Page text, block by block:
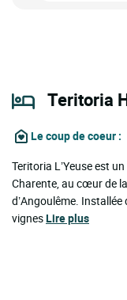
Teritoria
Le coup de coeur :
Teritoria L’Yeuse est
Charente, au cœur de
d’Angoulême.
vignesLire plus